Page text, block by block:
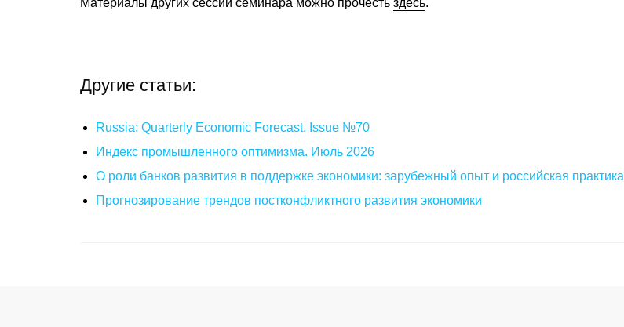
Материалы других сессий семинара можно прочесть здесь.
Другие статьи:
Russia: Quarterly Economic Forecast. Issue №70
Индекс промышленного оптимизма. Июль 2026
О роли банков развития в поддержке экономики: зарубежный опыт и российская практика
Прогнозирование трендов постконфликтного развития экономики